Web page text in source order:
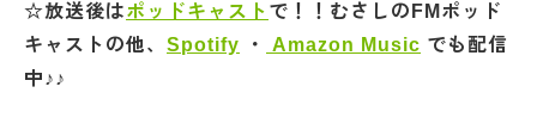
☆放送後はポッドキャスト で！！むさしのFMポッド
キャストの他、 Spotify ・ Amazon Music でも配信
中♪♪